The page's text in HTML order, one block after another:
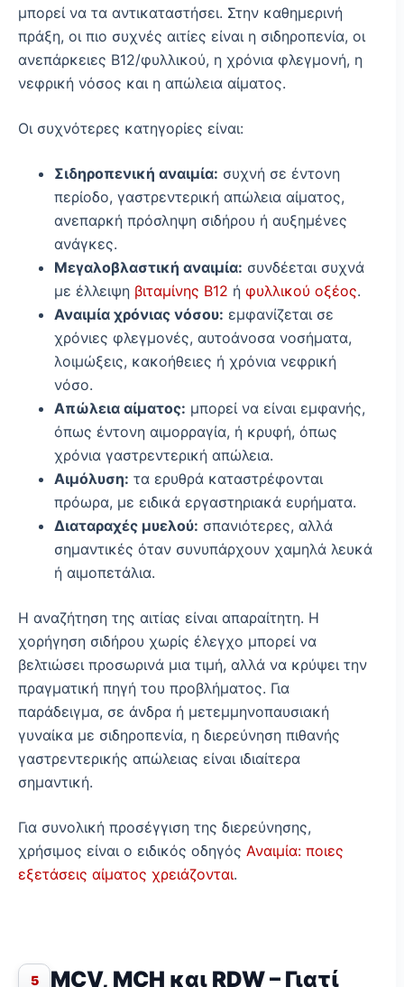
μπορεί να τα αντικαταστήσει. Στην καθημερινή
πράξη, οι πιο συχνές αιτίες είναι η σιδηροπενία, οι
ανεπάρκειες Β12/φυλλικού, η χρόνια φλεγμονή, η
νεφρική νόσος και η απώλεια αίματος.
Οι συχνότερες κατηγορίες είναι:
Σιδηροπενική αναιμία: συχνή σε έντονη
περίοδο, γαστρεντερική απώλεια αίματος,
ανεπαρκή πρόσληψη σιδήρου ή αυξημένες
ανάγκες.
Μεγαλοβλαστική αναιμία: συνδέεται συχνά
με έλλειψη βιταμίνης Β12 ή φυλλικού οξέος.
Αναιμία χρόνιας νόσου: εμφανίζεται σε
χρόνιες φλεγμονές, αυτοάνοσα νοσήματα,
λοιμώξεις, κακοήθειες ή χρόνια νεφρική
νόσο.
Απώλεια αίματος: μπορεί να είναι εμφανής,
όπως έντονη αιμορραγία, ή κρυφή, όπως
χρόνια γαστρεντερική απώλεια.
Αιμόλυση: τα ερυθρά καταστρέφονται
πρόωρα, με ειδικά εργαστηριακά ευρήματα.
Διαταραχές μυελού: σπανιότερες, αλλά
σημαντικές όταν συνυπάρχουν χαμηλά λευκά
ή αιμοπετάλια.
Η αναζήτηση της αιτίας είναι απαραίτητη. Η
χορήγηση σιδήρου χωρίς έλεγχο μπορεί να
βελτιώσει προσωρινά μια τιμή, αλλά να κρύψει την
πραγματική πηγή του προβλήματος. Για
παράδειγμα, σε άνδρα ή μετεμμηνοπαυσιακή
γυναίκα με σιδηροπενία, η διερεύνηση πιθανής
γαστρεντερικής απώλειας είναι ιδιαίτερα
σημαντική.
Για συνολική προσέγγιση της διερεύνησης,
χρήσιμος είναι ο ειδικός οδηγός Αναιμία: ποιες
εξετάσεις αίματος χρειάζονται.
5 MCV, MCH και RDW – Γιατί